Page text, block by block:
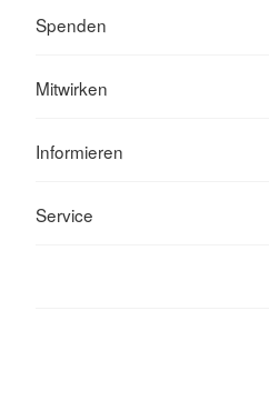
Spenden
Mitwirken
Informieren
Service